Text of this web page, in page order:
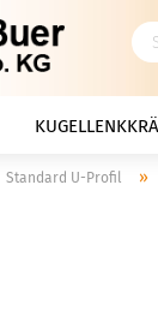
Standard U-Profil »